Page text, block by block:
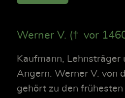
Werner V. († vor
Kaufmann, Lehnsträger
Angern. Werner V. von
gehört zu den